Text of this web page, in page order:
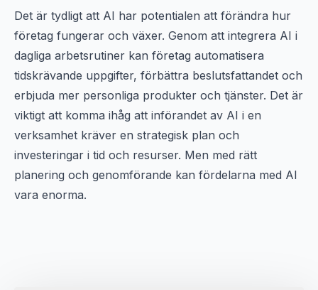
Det är tydligt att AI har potentialen att förändra hur
företag fungerar och växer. Genom att integrera AI i
dagliga arbetsrutiner kan företag automatisera
tidskrävande uppgifter, förbättra beslutsfattandet och
erbjuda mer personliga produkter och tjänster. Det är
viktigt att komma ihåg att införandet av AI i en
verksamhet kräver en strategisk plan och
investeringar i tid och resurser. Men med rätt
planering och genomförande kan fördelarna med AI
vara enorma.